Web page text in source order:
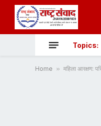
Topics:
Home » महिला आरक्षण: